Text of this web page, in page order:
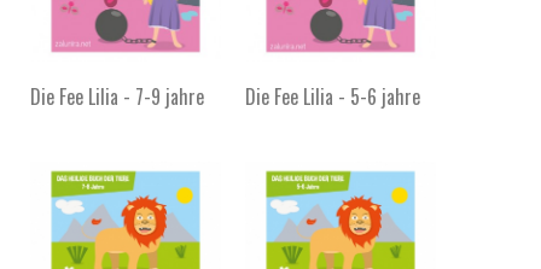
Die Fee Lilia - 7-9 jahre Die Fee Lilia - 5-6 jahre